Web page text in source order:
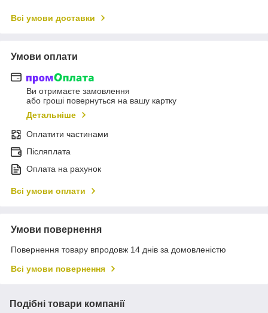
Всі умови доставки
Умови оплати
Ви отримаєте замовлення
або гроші повернуться на вашу картку
Детальніше
Оплатити частинами
Післяплата
Оплата на рахунок
Всі умови оплати
Умови повернення
Повернення товару впродовж 14 днів за домовленістю
Всі умови повернення
Подібні товари компанії